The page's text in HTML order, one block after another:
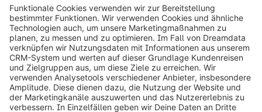
public.relations@shopware.com